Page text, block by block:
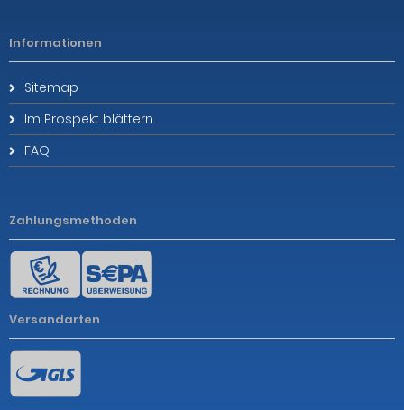
Informationen
Sitemap
Im Prospekt blättern
FAQ
Zahlungsmethoden
Versandarten